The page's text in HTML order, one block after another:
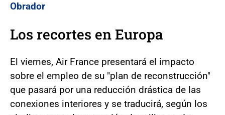
Obrador
Los recortes en Europa
El viernes, Air France presentará el impacto
sobre el empleo de su "plan de reconstrucción"
que pasará por una reducción drástica de las
conexiones interiores y se traducirá, según los